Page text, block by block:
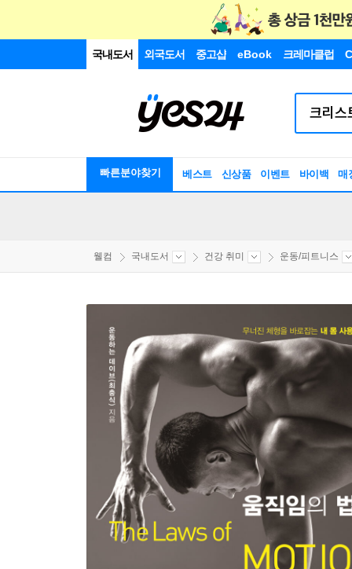
국내도서 외국도서 중고샵 eBook 크레마클럽
빠른분야찾기 베스트 신상품 이벤트 바이백 매
웰컴 국내도서 건강 취미 운동/피트니스